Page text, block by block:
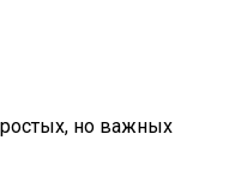
но важных